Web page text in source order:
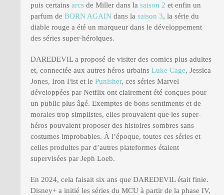
puis certains arcs de Miller dans la saison 2 et enfin un
parfum de BORN AGAIN dans la saison 3, la série du
diable rouge a été un marqueur dans le développement
des séries super-héroïques.
DAREDEVIL a proposé de visiter des comics plus adultes
et, connectée aux autres héros urbains Luke Cage, Jessica
Jones, Iron Fist et le Punisher, ces séries Marvel
développées par Netflix ont clairement été conçues pour
un public plus âgé. Exemptes de bons sentiments et de
morales trop simplistes, elles prouvaient que les super-
héros pouvaient proposer des histoires sombres sans
costumes improbables. À l’époque, toutes ces séries et
celles produites par d’autres plateformes étaient
supervisées par Jeph Loeb.
En 2024, cela faisait six ans que DAREDEVIL était finie.
Disney+ a initié les séries du MCU à partir de la phase IV,